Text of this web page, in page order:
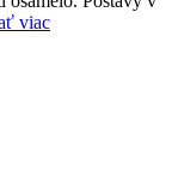
viac